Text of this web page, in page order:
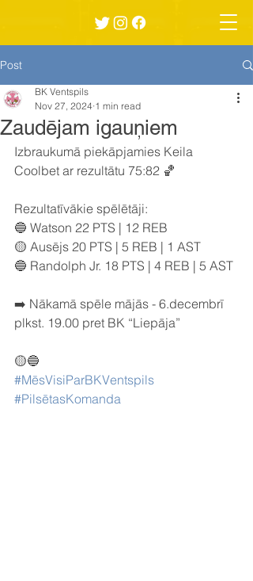
Post
Zaudējam igauņiem
BK Ventspils
Nov 27, 2024 1 min read
Izbraukumā piekāpjamies Keila
Coolbet ar rezultātu 75:82 🏀
Rezultatīvākie spēlētāji:
🔵 Watson 22 PTS | 12 REB
🟡 Ausējs 20 PTS | 5 REB | 1 AST
🔵 Randolph Jr. 18 PTS | 4 REB | 5 AST
➡️ Nākamā spēle mājās - 6.decembrī
plkst. 19.00 pret BK “Liepāja”
🟡🔵
#MēsVisiParBKVentspils
#PilsētasKomanda